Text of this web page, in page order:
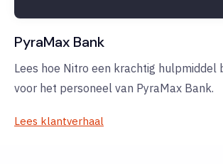
PyraMax Bank
Lees hoe Nitro een krachtig hulpmiddel
voor het personeel van PyraMax Bank.
Lees klantverhaal